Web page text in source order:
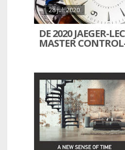
28 juli 2020
DE 2020 JAEGER-
MASTER